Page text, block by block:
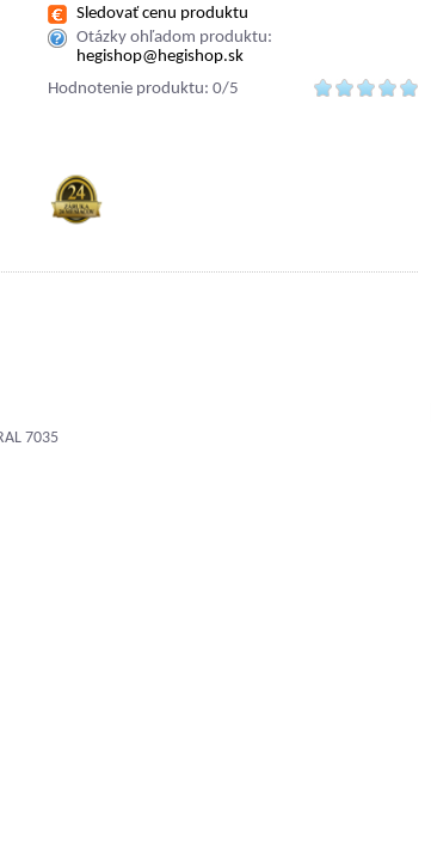
Sledovať cenu produktu
Otázky ohľadom produktu:
hegishop@hegishop.sk
Hodnotenie produktu: 0/5
7035